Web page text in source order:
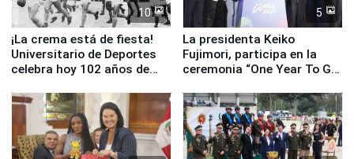
10
¡La crema está de fiesta!
Universitario de Deportes
celebra hoy 102 años de
5
La presidenta Keiko
Fujimori, participa en la
ceremonia “One Year To Go